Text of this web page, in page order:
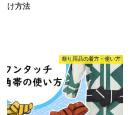
け方法
祭り用品の着方・使い方